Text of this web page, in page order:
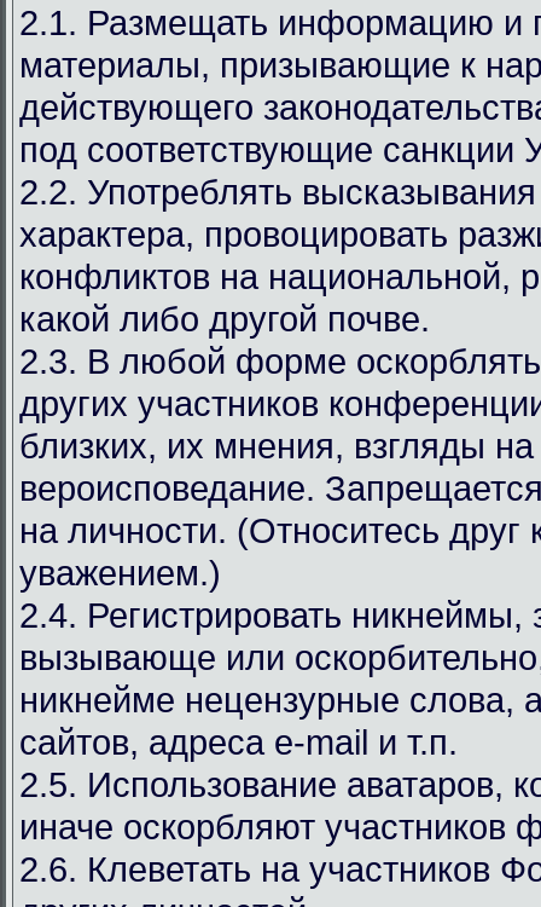
2.1. Размещать информацию и
материалы, призывающие к
действующего
под соответствующие санкции
2.2. Употреблять высказывания
характера, провоцировать
конфликтов на национальной,
какой либо другой почве.
2.3. В любой форме
других участников
близких, их мнения, взгляды
вероисповедание.
на личности. (Относитесь друг
уважением.)
2.4. Регистрировать никнеймы,
вызывающе или
никнейме нецензурные слова,
сайтов, адреса e-mail и т.п.
2.5. Использование аватаров,
иначе оскорбляют участников
2.6. Клеветать на участников